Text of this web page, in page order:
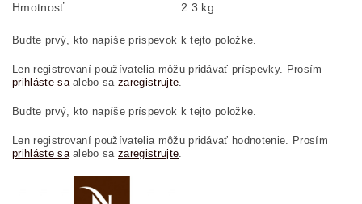
Hmotnosť 2.3 kg
Buďte prvý, kto napíše príspevok k tejto položke.
Len registrovaní používatelia môžu pridávať príspevky. Prosím
prihláste saalebo sazaregistrujte.
Buďte prvý, kto napíše príspevok k tejto položke.
Len registrovaní používatelia môžu pridávať hodnotenie. Prosím
prihláste saalebo sazaregistrujte.